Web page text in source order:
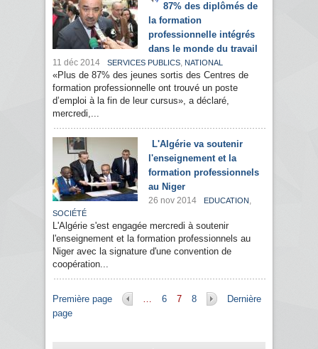
87% des diplômés de
la formation
professionnelle intégrés
dans le monde du travail
11 déc 2014 SERVICES PUBLICS, NATIONAL
«Plus de 87% des jeunes sortis des Centres de
formation professionnelle ont trouvé un poste
d’emploi à la fin de leur cursus», a déclaré,
mercredi,...
L'Algérie va soutenir
l'enseignement et la
formation professionnels
au Niger
26 nov 2014 EDUCATION ,
SOCIÉTÉ
L'Algérie s'est engagée mercredi à soutenir
l'enseignement et la formation professionnels au
Niger avec la signature d'une convention de
coopération...
Pages
Première page … 6 7 8
Dernière
page